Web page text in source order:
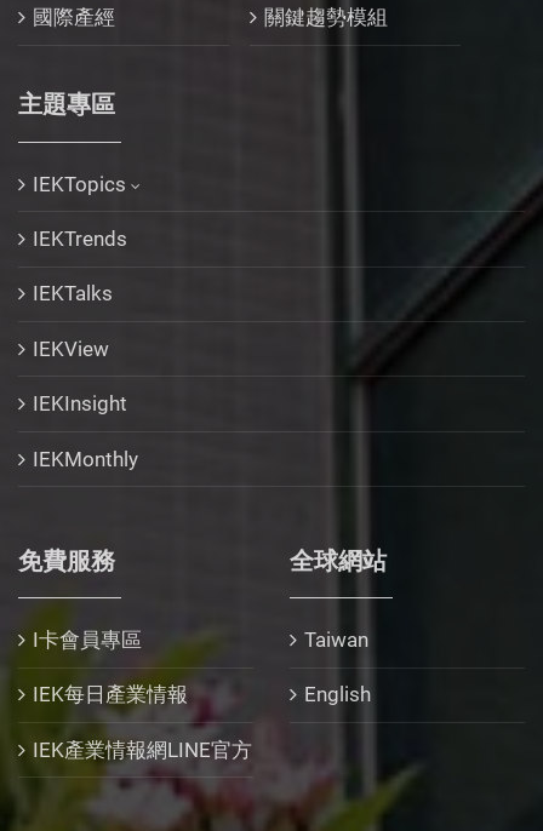
國際產經 關鍵趨勢模組
主題專區
IEKTopics
IEKTrends
IEKTalks
IEKView
IEKInsight
IEKMonthly
免費服務
I卡會員專區
IEK每日產業情報
IEK產業情報網LINE官方
全球網站
Taiwan
English